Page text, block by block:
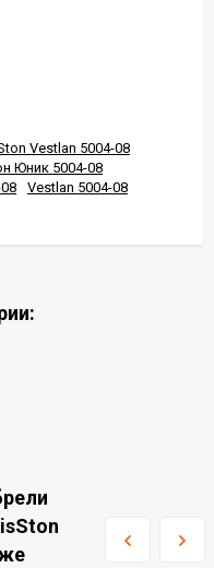
Vestlan 5004-08
Юник 5004-08
Vestlan 5004-08